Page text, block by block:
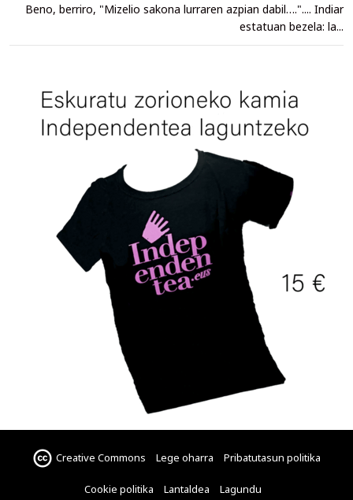
Beno, berriro, "Mizelio sakona lurraren azpian dabil….".... Indiar
estatuan bezela: la...
Creative Commons Lege oharra Pribatutasun politika
Cookie politika Lantaldea Lagundu